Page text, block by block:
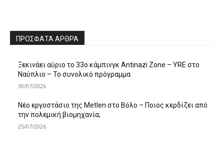
ΠΡΌΣΦΑΤΑ ΆΡΘΡΑ
Ξεκινάει αύριο το 33ο κάμπινγκ Antinazi Zone – YRE στο
Ναύπλιο – Το συνολικό πρόγραμμα
30/07/2026
Νέο εργοστάσιο της Metlen στο Βόλο – Ποιος κερδίζει από
την πολεμική βιομηχανία;
25/07/2026